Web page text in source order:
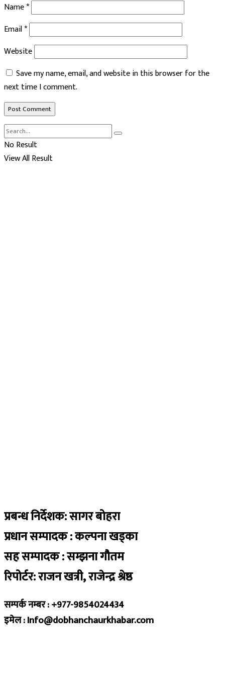
Name*
Email*
Website
Save my name, email, and website in this browser for the
next time I comment.
No Result
View All Result
प्रबन्ध निर्देशक: सागर बोहरा
प्रधान सम्पादक : कल्पना खड्का
सह सम्पादक : सम्झना गौतम
रिपोर्टर: राजन खत्री, राजेन्द्र श्रेष्ठ
सम्पर्क नम्बर : +977-9854024434
इमेल : Info@dobhanchaurkhabar.com